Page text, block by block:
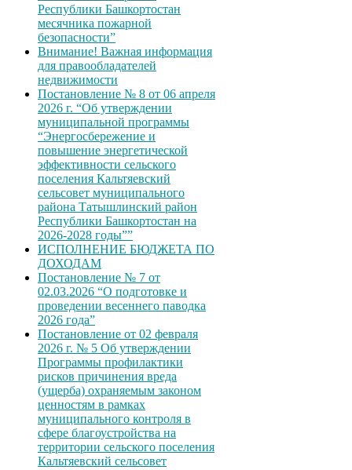
Республики Башкортостан
месячника пожарной
безопасности”
Внимание! Важная информация
для правообладателей
недвижимости
Постановление № 8 от 06 апреля
2026 г. “Об утверждении
муниципальной программы
“Энергосбережение и
повышение энергетической
эффективности сельского
поселения Кальтяевский
сельсовет муниципального
района Татышлинский район
Республики Башкортостан на
2026-2028 годы””
ИСПОЛНЕНИЕ БЮДЖЕТА ПО
ДОХОДАМ
Постановление № 7 от
02.03.2026 “О подготовке и
проведении весеннего паводка
2026 года”
Постановление от 02 февраля
2026 г. № 5 Об утверждении
Программы профилактики
рисков причинения вреда
(ущерба) охраняемым законом
ценностям в рамках
муниципального контроля в
сфере благоустройства на
территории сельского поселения
Кальтяевский сельсовет